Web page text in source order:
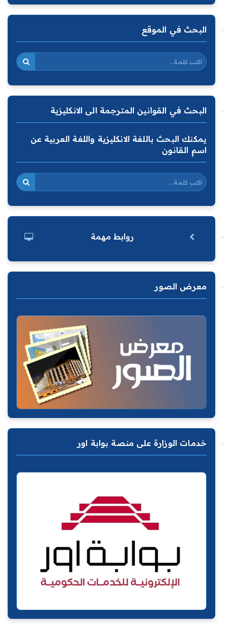
البحث في الموقع
البحث في القوانين المترجمة الى الانكليزية
يمكنك البحث باللغة الانكليزية واللغة العربية عن
اسم القانون
روابط مهمة
معرض الصور
خدمات الوزارة على منصة بوابة اور